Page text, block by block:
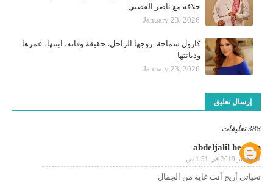
خلافه مع ناصر القصبي
January 23, 2026
كارول سماحة: زوجها الراحل، حقيقة وفاته، ابنتها، عمرها
وديانتها
January 23, 2026
إرسال تعليق
388 تعليقات
abdeljalil hessain
4 نوفمبر 2019 في 1:51 ص
تحياتي أريج أنت غاية من الجمال